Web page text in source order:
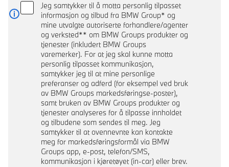
Jeg samtykker til å motta personlig tilpasset
informasjon og tilbud fra BMW Group* og
mine utvalgte autoriserte forhandlere/agenter
og verksted** om BMW Groups produkter og
tjenester (inkludert BMW Groups
varemerker). For at jeg skal kunne motta
personlig tilpasset kommunikasjon,
samtykker jeg til at mine personlige
preferanser og adferd (for eksempel ved bruk
av BMW Groups markedsføringse-poster),
samt bruken av BMW Groups produkter og
tjenester analyseres for å tilpasse innholdet
og tilbudene som sendes til meg. Jeg
samtykker til at ovennevnte kan kontakte
meg for markedsføringsformål via BMW
Groups app, e-post, telefon/SMS,
kommunikasjon i kjøretøyet (in-car) eller brev.
Les mer